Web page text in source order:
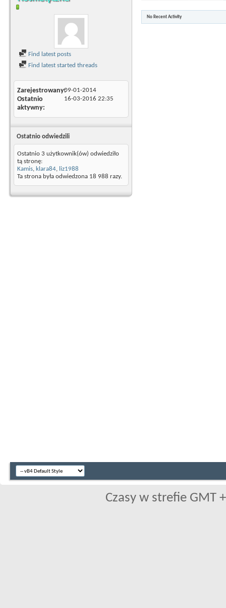
Find latest posts
Find latest started threads
Zarejestrowany09-01-2014
Ostatnio
aktywny
16-03-2016 22:35
Ostatnio odwiedzili
Ostatnio 3 użytkownik(ów) odwiedziło
tą stronę:
Kamis, klara84, liz1988
Ta strona była odwiedzona 18 988 razy.
No Recent Activity
Czasy w strefie GMT